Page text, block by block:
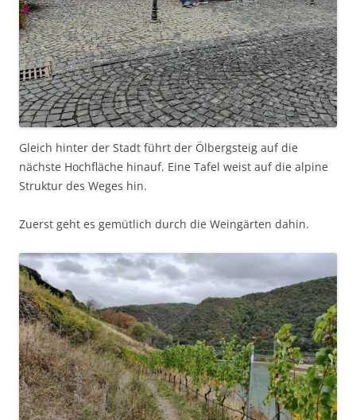
Gleich hinter der Stadt führt der Ölbergsteig auf die
nächste Hochfläche hinauf. Eine Tafel weist auf die alpine
Struktur des Weges hin.
Zuerst geht es gemütlich durch die Weingärten dahin.